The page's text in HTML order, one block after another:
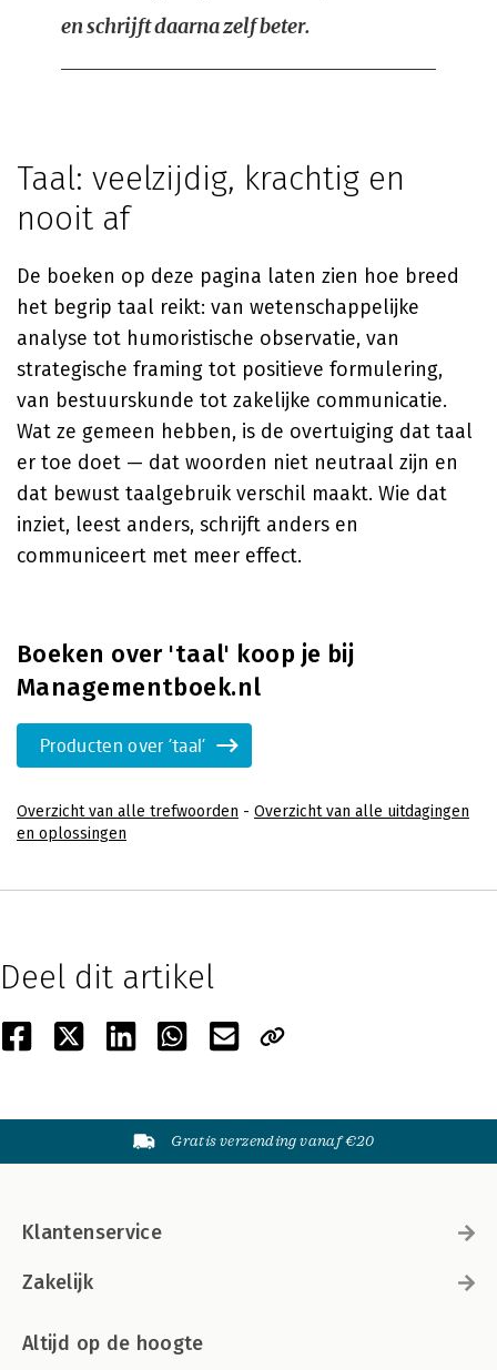
en schrijft daarna zelf beter.
Taal: veelzijdig, krachtig en
nooit af
De boeken op deze pagina laten zien hoe breed
het begrip taal reikt: van wetenschappelijke
analyse tot humoristische observatie, van
strategische framing tot positieve formulering,
van bestuurskunde tot zakelijke communicatie.
Wat ze gemeen hebben, is de overtuiging dat taal
er toe doet — dat woorden niet neutraal zijn en
dat bewust taalgebruik verschil maakt. Wie dat
inziet, leest anders, schrijft anders en
communiceert met meer effect.
Boeken over 'taal' koop je bij
Managementboek.nl
Producten over 'taal'
Overzicht van alle trefwoorden - Overzicht van alle uitdagingen
en oplossingen
Deel dit artikel
Gratis verzending vanaf €20
Klantenservice
Zakelijk
Altijd op de hoogte